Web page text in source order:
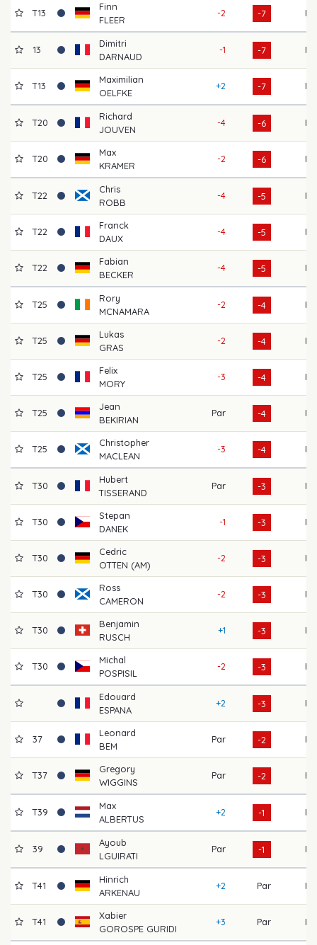
T13
Finn
FLEER
-2 -7 F
13
Dimitri
DARNAUD
-1 -7 F
T13
Maximilian
OELFKE
+2 -7 F
T20
Richard
JOUVEN
-4 -6 F
T20
Max
KRAMER
-2 -6 F
T22
Chris
ROBB
-4 -5 F
T22
Franck
DAUX
-4 -5 F
T22
Fabian
BECKER
-4 -5 F
T25
Rory
MCNAMARA
-2 -4 F
T25
Lukas
GRAS
-2 -4 F
T25
Felix
MORY
-3 -4 F
T25
Jean
BEKIRIAN
Par -4 F
T25
Christopher
MACLEAN
-3 -4 F
T30
Hubert
TISSERAND
Par -3 F
T30
Stepan
DANEK
-1 -3 F
T30
Cedric
OTTEN (AM)
-2 -3 F
T30
Ross
CAMERON
-2 -3 F
T30
Benjamin
RUSCH
+1 -3 F
T30
Michal
POSPISIL
-2 -3 F
Edouard
ESPANA
+2 -3 F
37
Leonard
BEM
Par -2 F
T37
Gregory
WIGGINS
Par -2 F
T39
Max
ALBERTUS
+2 -1 F
39
Ayoub
LGUIRATI
Par -1 F
T41
Hinrich
ARKENAU
+2 Par F
T41
Xabier
GOROSPE GURIDI
+3 Par F